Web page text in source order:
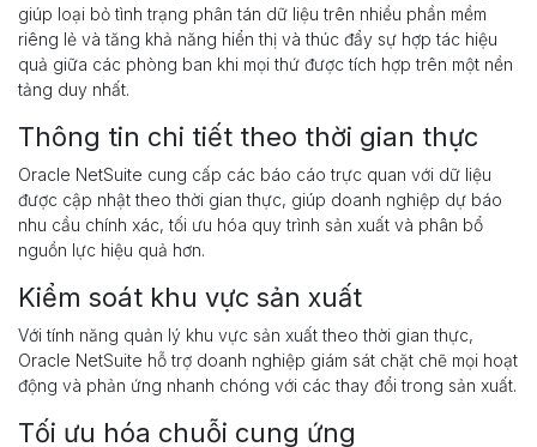
giúp loại bỏ tình trạng phân tán dữ liệu trên nhiều phần mềm
riêng lẻ và tăng khả năng hiển thị và thúc đẩy sự hợp tác hiệu
quả giữa các phòng ban khi mọi thứ được tích hợp trên một nền
tảng duy nhất.
Thông tin chi tiết theo thời gian thực
Oracle NetSuite cung cấp các báo cáo trực quan với dữ liệu
được cập nhật theo thời gian thực, giúp doanh nghiệp dự báo
nhu cầu chính xác, tối ưu hóa quy trình sản xuất và phân bổ
nguồn lực hiệu quả hơn.
Kiểm soát khu vực sản xuất
Với tính năng quản lý khu vực sản xuất theo thời gian thực,
Oracle NetSuite hỗ trợ doanh nghiệp giám sát chặt chẽ mọi hoạt
động và phản ứng nhanh chóng với các thay đổi trong sản xuất.
Tối ưu hóa chuỗi cung ứng